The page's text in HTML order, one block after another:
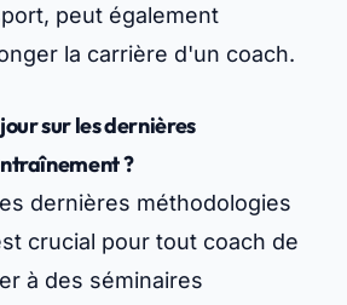
peut également
la carrière d'un coach.
sur les dernières
?
dernières méthodologies
crucial pour tout coach de
à des séminaires